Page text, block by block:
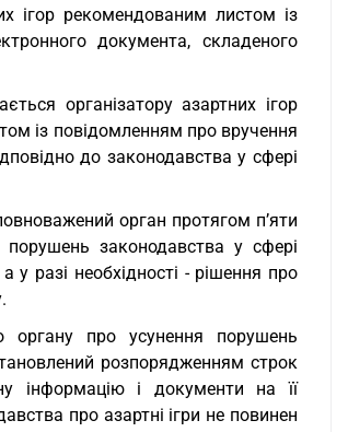
ігор рекомендованим листом із
документа, складеного
організатору азартних ігор
із повідомленням про вручення
до законодавства у сфері
орган протягом п’яти
законодавства у сфері
у разі необхідності - рішення про
органу про усунення порушень
розпорядженням строк
інформацію і документи на її
про азартні ігри не повинен